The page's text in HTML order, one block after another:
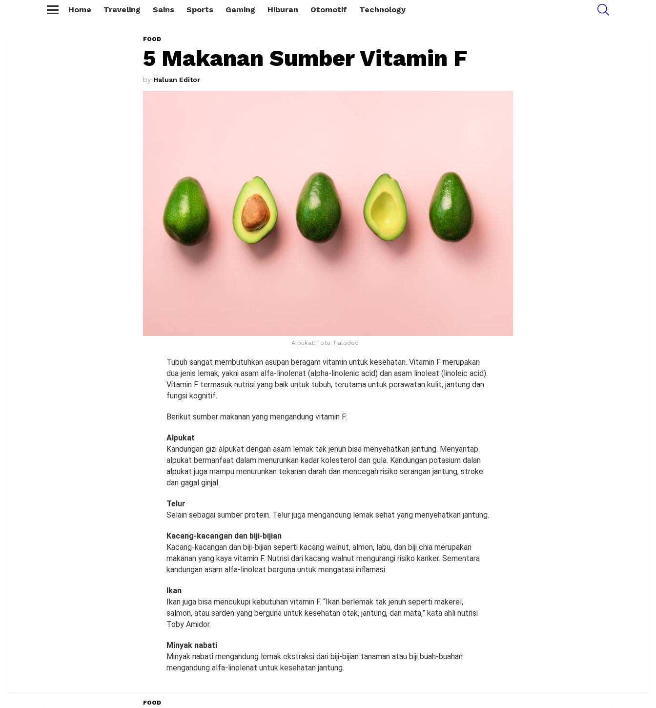
Home Traveling Sains Sports Gaming Hiburan Otomotif Technology
FOOD
5 Makanan Sumber Vitamin F
by Haluan Editor
Alpukat: Foto: Halodoc.
Tubuh sangat membutuhkan asupan beragam vitamin untuk kesehatan. Vitamin F merupakan
dua jenis lemak, yakni asam alfa-linolenat (alpha-linolenic acid) dan asam linoleat (linoleic acid).
Vitamin F termasuk nutrisi yang baik untuk tubuh, terutama untuk perawatan kulit, jantung dan
fungsi kognitif.
Berikut sumber makanan yang mengandung vitamin F:
Alpukat
Kandungan gizi alpukat dengan asam lemak tak jenuh bisa menyehatkan jantung. Menyantap
alpukat bermanfaat dalam menurunkan kadar kolesterol dan gula. Kandungan potasium dalan
alpukat juga mampu menurunkan tekanan darah dan mencegah risiko serangan jantung, stroke
dan gagal ginjal.
Telur
Selain sebagai sumber protein. Telur juga mengandung lemak sehat yang menyehatkan jantung.
Kacang-kacangan dan biji-bijian
Kacang-kacangan dan biji-bijian seperti kacang walnut, almon, labu, dan biji chia merupakan
makanan yang kaya vitamin F. Nutrisi dari kacang walnut mengurangi risiko kanker. Sementara
kandungan asam alfa-linoleat berguna untuk mengatasi inflamasi.
Ikan
Ikan juga bisa mencukupi kebutuhan vitamin F. “Ikan berlemak tak jenuh seperti makerel,
salmon, atau sarden yang berguna untuk kesehatan otak, jantung, dan mata,” kata ahli nutrisi
Toby Amidor.
Minyak nabati
Minyak nabati mengandung lemak ekstraksi dari biji-bijian tanaman atau biji buah-buahan
mengandung alfa-linolenat untuk kesehatan jantung.
FOOD